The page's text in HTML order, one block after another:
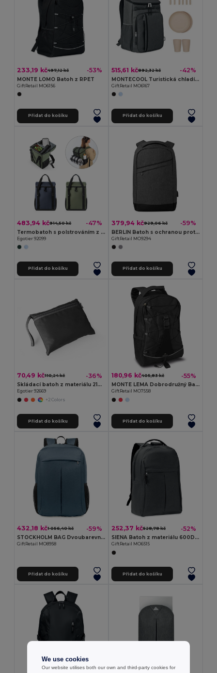
233,19 kč497,12 kč -53%
MONTE LOMO Batoh z RPET
GiftRetail MO6156
Přidat do košíku
515,61 kč892,32 kč -42%
MONTECOOL Turistická chladící taška
GiftRetail MO6167
Přidat do košíku
483,94 kč914,50 kč -47%
Termobatoh s polstrováním z materiálu 600D rPET a ripstopu 16 L
Egotier 92099
Přidat do košíku
379,94 kč929,06 kč -59%
BERLIN Batoh s ochranou proti krádeži
GiftRetail MO9294
Přidat do košíku
70,49 kč110,24 kč -36%
Skládací batoh z materiálu 210D ripstop
Egotier 92669
+2 Colors
Přidat do košíku
180,96 kč405,83 kč -55%
MONTE LEMA Dobrodružný Batoh Monte Lema s Barevnými Detaily
GiftRetail MO7558
Přidat do košíku
432,18 kč1 056,40 kč -59%
STOCKHOLM BAG Dvoubarevný batoh
GiftRetail MO8958
Přidat do košíku
252,37 kč528,78 kč -52%
SIENA Batoh z materiálu 600D RPET
GiftRetail MO6515
Přidat do košíku
We use cookies
Our website utilises both our own and third-party cookies for